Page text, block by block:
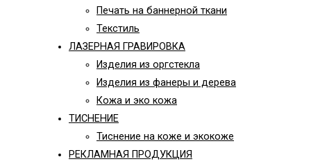
Печать на баннерной ткани
Текстиль
ЛАЗЕРНАЯ ГРАВИРОВКА
Изделия из оргстекла
Изделия из фанеры и дерева
Кожа и эко кожа
ТИСНЕНИЕ
Тиснение на коже и экокоже
РЕКЛАМНАЯ ПРОДУКЦИЯ